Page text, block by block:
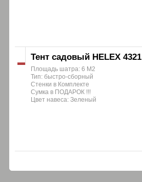
Тент садовый HELEX 4321
Площадь шатра: 6 М2
Тип: быстро-сборный
Стенки в Комплекте
Сумка в ПОДАРОК !!!
Цвет навеса: Зеленый